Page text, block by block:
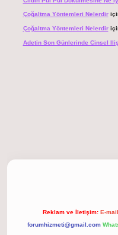
Çoğaltma Yöntemleri Nelerdir
Çoğaltma Yöntemleri Nelerdir
Adetin Son Günlerinde Cinsel
Reklam ve İletişim: E-
forumhizmeti@gmail.com